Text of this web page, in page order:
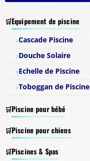
Equipement de piscine
Cascade Piscine
Douche Solaire
Echelle de Piscine
Toboggan de Piscine
Piscine pour bébé
Piscine pour chiens
Piscines & Spas